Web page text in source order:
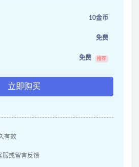
10金币
免费
免费 推荐
立即购买
有效
服或留言反馈